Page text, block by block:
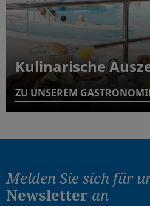
Kulinarische
ZU UNSEREM
Melden Sie sich für
Newsletter an